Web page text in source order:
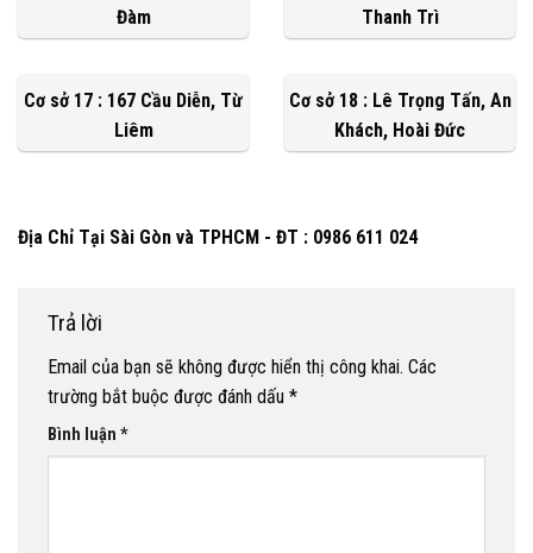
Đàm
Thanh Trì
Cơ sở 17 : 167 Cầu Diễn, Từ
Liêm
Cơ sở 18 : Lê Trọng Tấn, An
Khách, Hoài Đức
Địa Chỉ Tại Sài Gòn và TPHCM - ĐT : 0986 611 024
Trả lời
Email của bạn sẽ không được hiển thị công khai. Các
trường bắt buộc được đánh dấu *
Bình luận *